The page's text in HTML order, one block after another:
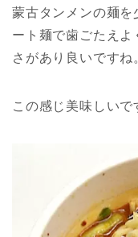
蒙古タンメンの麺を
ート麺で歯ごたえ
さがあり良いですね
この感じ美味しいで